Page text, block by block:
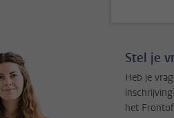
Stel je
Heb je
het